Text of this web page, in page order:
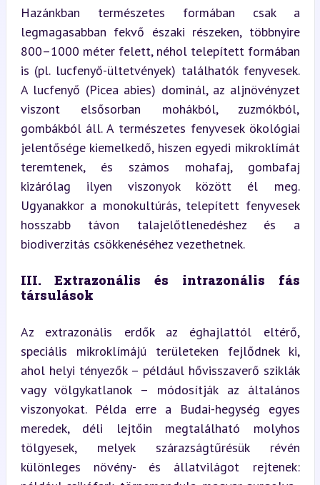
Hazánkban természetes formában csak a
legmagasabban fekvő északi részeken, többnyire
800–1000 méter felett, néhol telepített formában
is (pl. lucfenyő-ültetvények) találhatók fenyvesek.
A lucfenyő (Picea abies) dominál, az aljnövényzet
viszont elsősorban mohákból, zuzmókból,
gombákból áll. A természetes fenyvesek ökológiai
jelentősége kiemelkedő, hiszen egyedi mikroklímát
teremtenek, és számos mohafaj, gombafaj
kizárólag ilyen viszonyok között él meg.
Ugyanakkor a monokultúrás, telepített fenyvesek
hosszabb távon talajelőtlenedéshez és a
biodiverzitás csökkenéséhez vezethetnek.
III. Extrazonális és intrazonális fás
társulások
Az extrazonális erdők az éghajlattól eltérő,
speciális mikroklímájú területeken fejlődnek ki,
ahol helyi tényezők – például hővisszaverő sziklák
vagy völgykatlanok – módosítják az általános
viszonyokat. Példa erre a Budai-hegység egyes
meredek, déli lejtőin megtalálható molyhos
tölgyesek, melyek szárazságtűrésük révén
különleges növény- és állatvilágot rejtenek: